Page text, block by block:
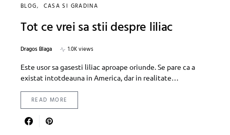
BLOG CASA SI GRADINA
Tot ce vrei sa stii despre liliac
Dragos Blaga
1.0K views
Este usor sa gasesti liliac aproape oriunde. Se pare ca a
existat intotdeauna in America, dar in realitate…
READ MORE